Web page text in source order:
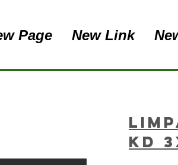
Page New Link
KD